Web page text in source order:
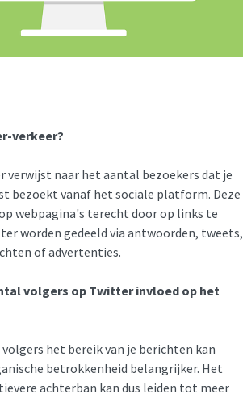
verkeer?
verwijst naar het aantal bezoekers dat je
bezoekt vanaf het sociale platform. Deze
webpagina's terecht door op links te
worden gedeeld via antwoorden, tweets,
of advertenties.
volgers op Twitter invloed op het
het bereik van je berichten kan
betrokkenheid belangrijker. Het
achterban kan dus leiden tot meer